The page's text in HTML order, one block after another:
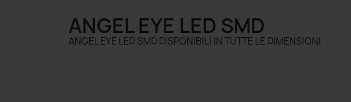
ANGEL EYE LED SMD
ANGEL EYE LED SMD DISPONIBILI IN TUTTE LE DIMENSIONI